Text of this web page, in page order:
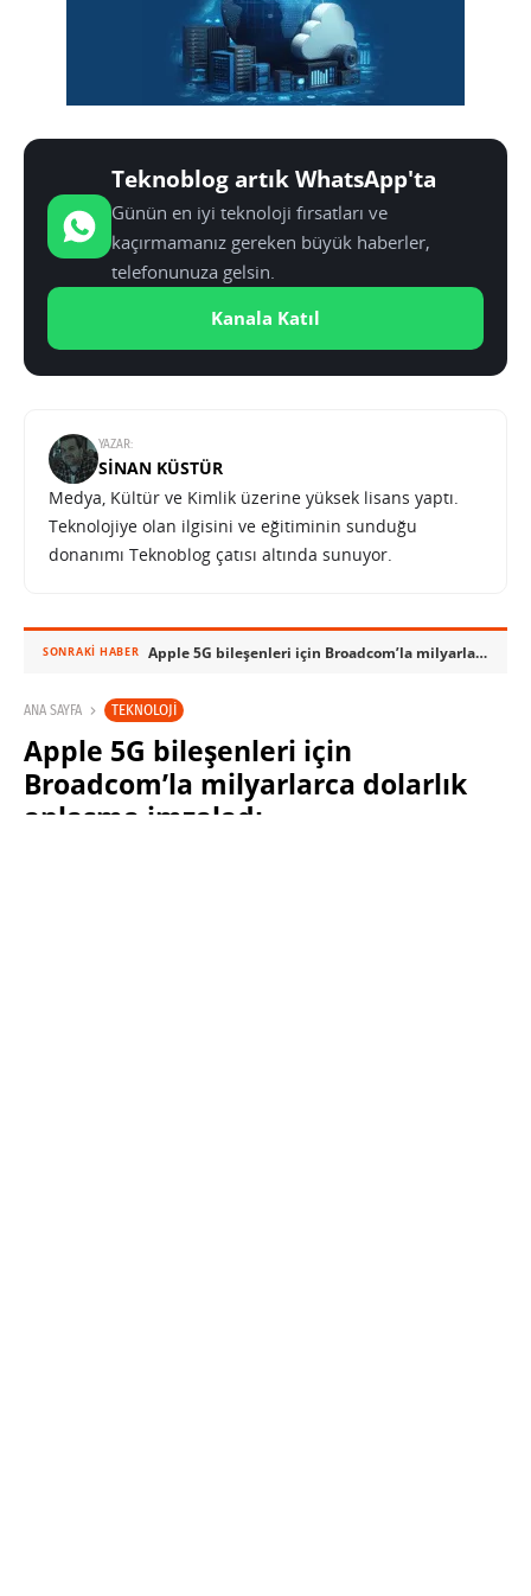
Teknoblog artık WhatsApp'ta
Günün en iyi teknoloji fırsatları ve
kaçırmamanız gereken büyük haberler,
telefonunuza gelsin.
Kanala Katıl
YAZAR:
SINAN KÜSTÜR
Medya, Kültür ve Kimlik üzerine yüksek lisans yaptı.
Teknolojiye olan ilgisini ve eğitiminin sunduğu
donanımı Teknoblog çatısı altında sunuyor.
SONRAKI HABER Apple 5G bileşenleri için Broadcom’la milyarlarca dolarlık anlaşma imzaladı
ANA SAYFA TEKNOLOJI
Apple 5G bileşenleri için
Broadcom’la milyarlarca dolarlık
anlaşma imzaladı